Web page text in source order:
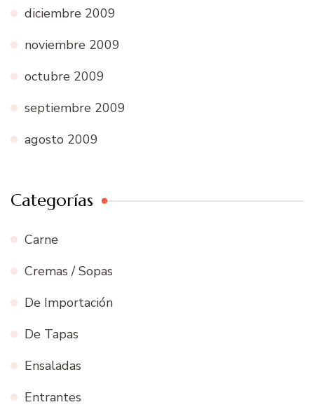
diciembre 2009
noviembre 2009
octubre 2009
septiembre 2009
agosto 2009
Categorías
Carne
Cremas / Sopas
De Importación
De Tapas
Ensaladas
Entrantes